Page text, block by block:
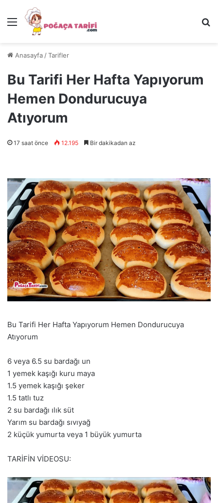
Menü
Anasayfa /Tarifler
Bu Tarifi Her Hafta Yapıyorum
Hemen Dondurucuya
Atıyorum
17 saat önce 12.195 Bir dakikadan az
Bu Tarifi Her Hafta Yapıyorum Hemen Dondurucuya
Atıyorum
6 veya 6.5 su bardağı un
1 yemek kaşığı kuru maya
1.5 yemek kaşığı şeker
1.5 tatlı tuz
2 su bardağı ılık süt
Yarım su bardağı sıvıyağ
2 küçük yumurta veya 1 büyük yumurta
TARİFİN VİDEOSU: